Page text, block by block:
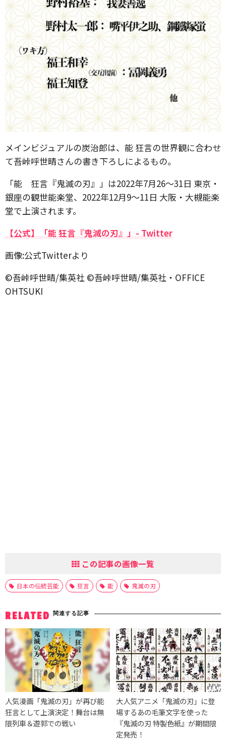
メインビジュアルの炭治郎は、能 狂言の世界観に合わせ
て吾峠呼世晴さんの書き下ろしによるもの。
「能 狂言『鬼滅の刃』」は2022年7月26～31日 東京・
銀座の観世能楽堂、2022年12月9～11日 大阪・大槻能楽
堂で上演されます。
【公式】「能 狂言『鬼滅の刃』」- Twitter
画像:公式Twitterより
©吾峠呼世晴/集英社 ©吾峠呼世晴/集英社・OFFICE
OHTSUKI
この記事の画像一覧
日本の伝統芸能 狂言 能 鬼滅の刃
RELATED 関連する記事
人気漫画「鬼滅の刃」が再び能
狂言として上演決定！舞台は無
限列車＆遊郭での戦い
大人気アニメ「鬼滅の刃」に登
場するあの毛筆文字を使った
『鬼滅の刃 特製色紙』が期間限
定発売！